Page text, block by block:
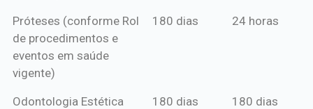
Próteses (conforme Rol
de procedimentos e
eventos em saúde
vigente)
180 dias 24 horas
Odontologia Estética
180 dias 180 dias